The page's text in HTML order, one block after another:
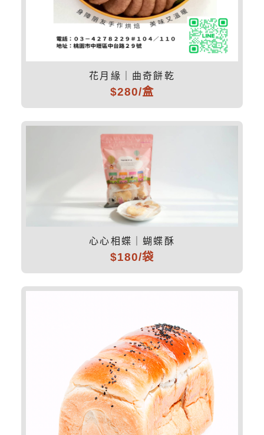
花月緣｜曲奇餅乾
$280/盒
心心相蝶｜蝴蝶酥
$180/袋